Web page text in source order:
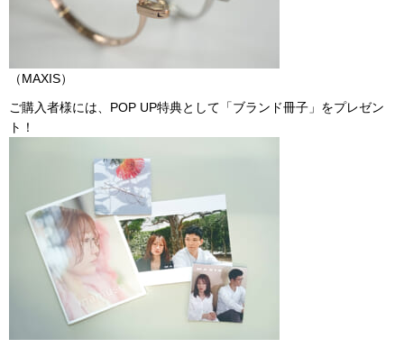
（MAXIS）
ご購入者様には、POP UP特典として「ブランド冊子」をプレゼン
ト！